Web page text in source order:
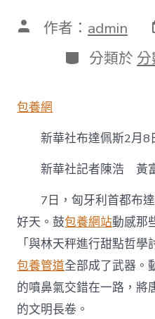
文 作者： admin
分
類
分類於
包養網
新華社布達佩斯2月8
新華社記者陳浩 黃
7日，匈牙利首都布
好天。鼓包養網站動感那
「與林天秤進行甜點哲學
包養管道全部成了武器。
的噴鼻氣交錯在一路，將
的文明長卷。